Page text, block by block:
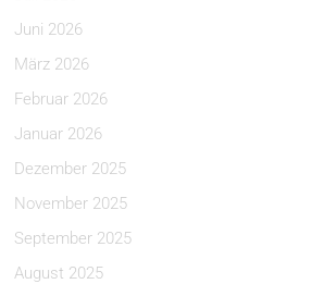
Juni 2026
März 2026
Februar 2026
Januar 2026
Dezember 2025
November 2025
September 2025
August 2025